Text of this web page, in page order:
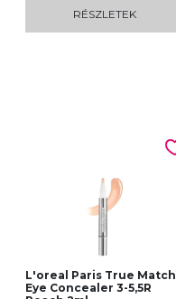
RÉSZLETEK
L'oreal Paris True Match
Eye Concealer 3-5,5R